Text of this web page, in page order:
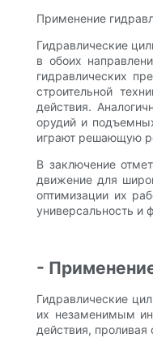
Применение
Гидравлические
в обоих
гидравлических
строительной
действия.
орудий и
играют решающую
В заключение
движение для
оптимизации их
универсальность и
-
Гидравлические
их незаменимым
действия,